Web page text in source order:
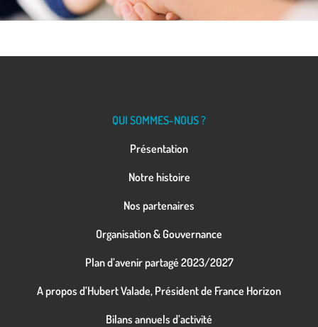
QUI SOMMES-NOUS ?
Présentation
Notre histoire
Nos partenaires
Organisation & Gouvernance
Plan d’avenir partagé 2023/2027
A propos d’Hubert Valade, Président de France Horizon
Bilans annuels d’activité